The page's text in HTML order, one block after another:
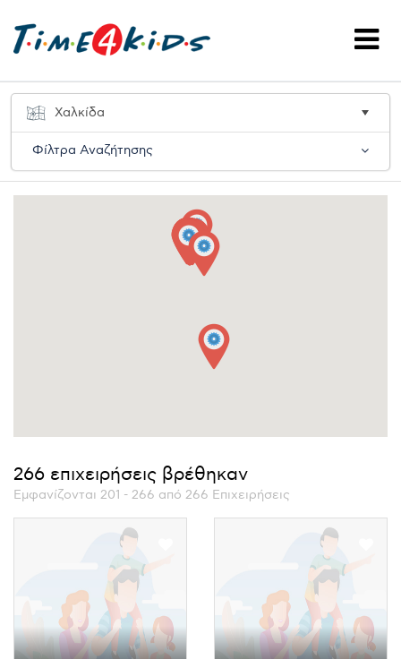
Φίλτρα Αναζήτησης
266 επιχειρήσεις βρέθηκαν
Εμφανίζονται 201 - 266 από 266 Επιχειρήσεις